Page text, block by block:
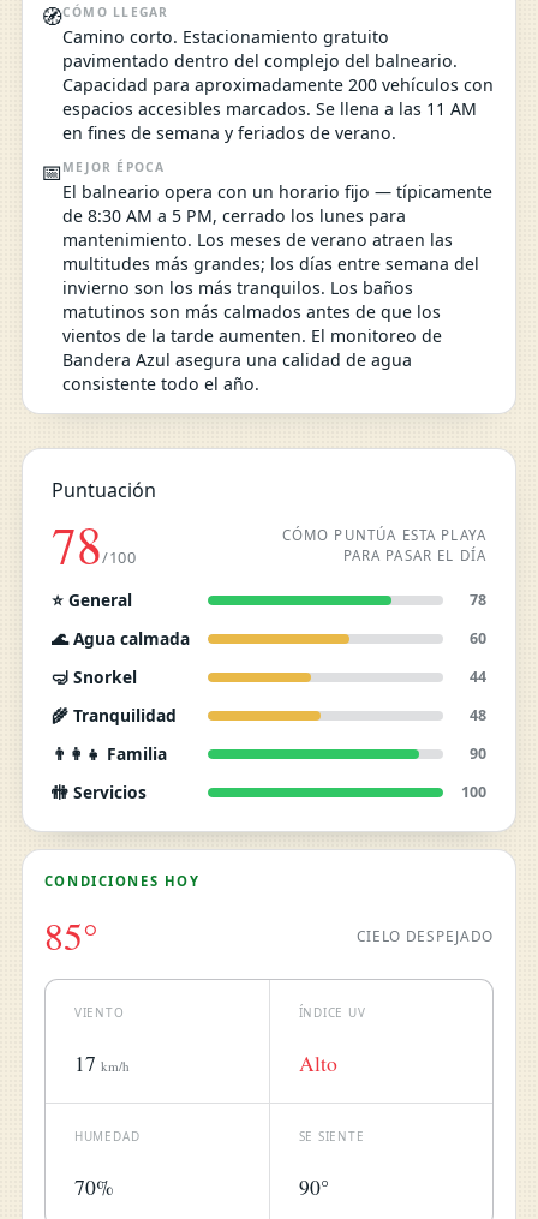
🧭CÓMO LLEGAR
Camino corto. Estacionamiento gratuito
pavimentado dentro del complejo del balneario.
Capacidad para aproximadamente 200 vehículos con
espacios accesibles marcados. Se llena a las 11 AM
en fines de semana y feriados de verano.
📅 MEJOR ÉPOCA
El balneario opera con un horario fijo — típicamente
de 8:30 AM a 5 PM, cerrado los lunes para
mantenimiento. Los meses de verano atraen las
multitudes más grandes; los días entre semana del
invierno son los más tranquilos. Los baños
matutinos son más calmados antes de que los
vientos de la tarde aumenten. El monitoreo de
Bandera Azul asegura una calidad de agua
consistente todo el año.
Puntuación
78/100
CÓMO PUNTÚA ESTA PLAYA
PARA PASAR EL DÍA
⭐ General 78
🌊 Agua calmada 60
🤿 Snorkel 44
🌾 Tranquilidad 48
👨‍👩‍👧 Familia 90
🚻 Servicios 100
CONDICIONES HOY
85° CIELO DESPEJADO
VIENTO
17 km/h
ÍNDICE UV
Alto
HUMEDAD
70%
SE SIENTE
90°